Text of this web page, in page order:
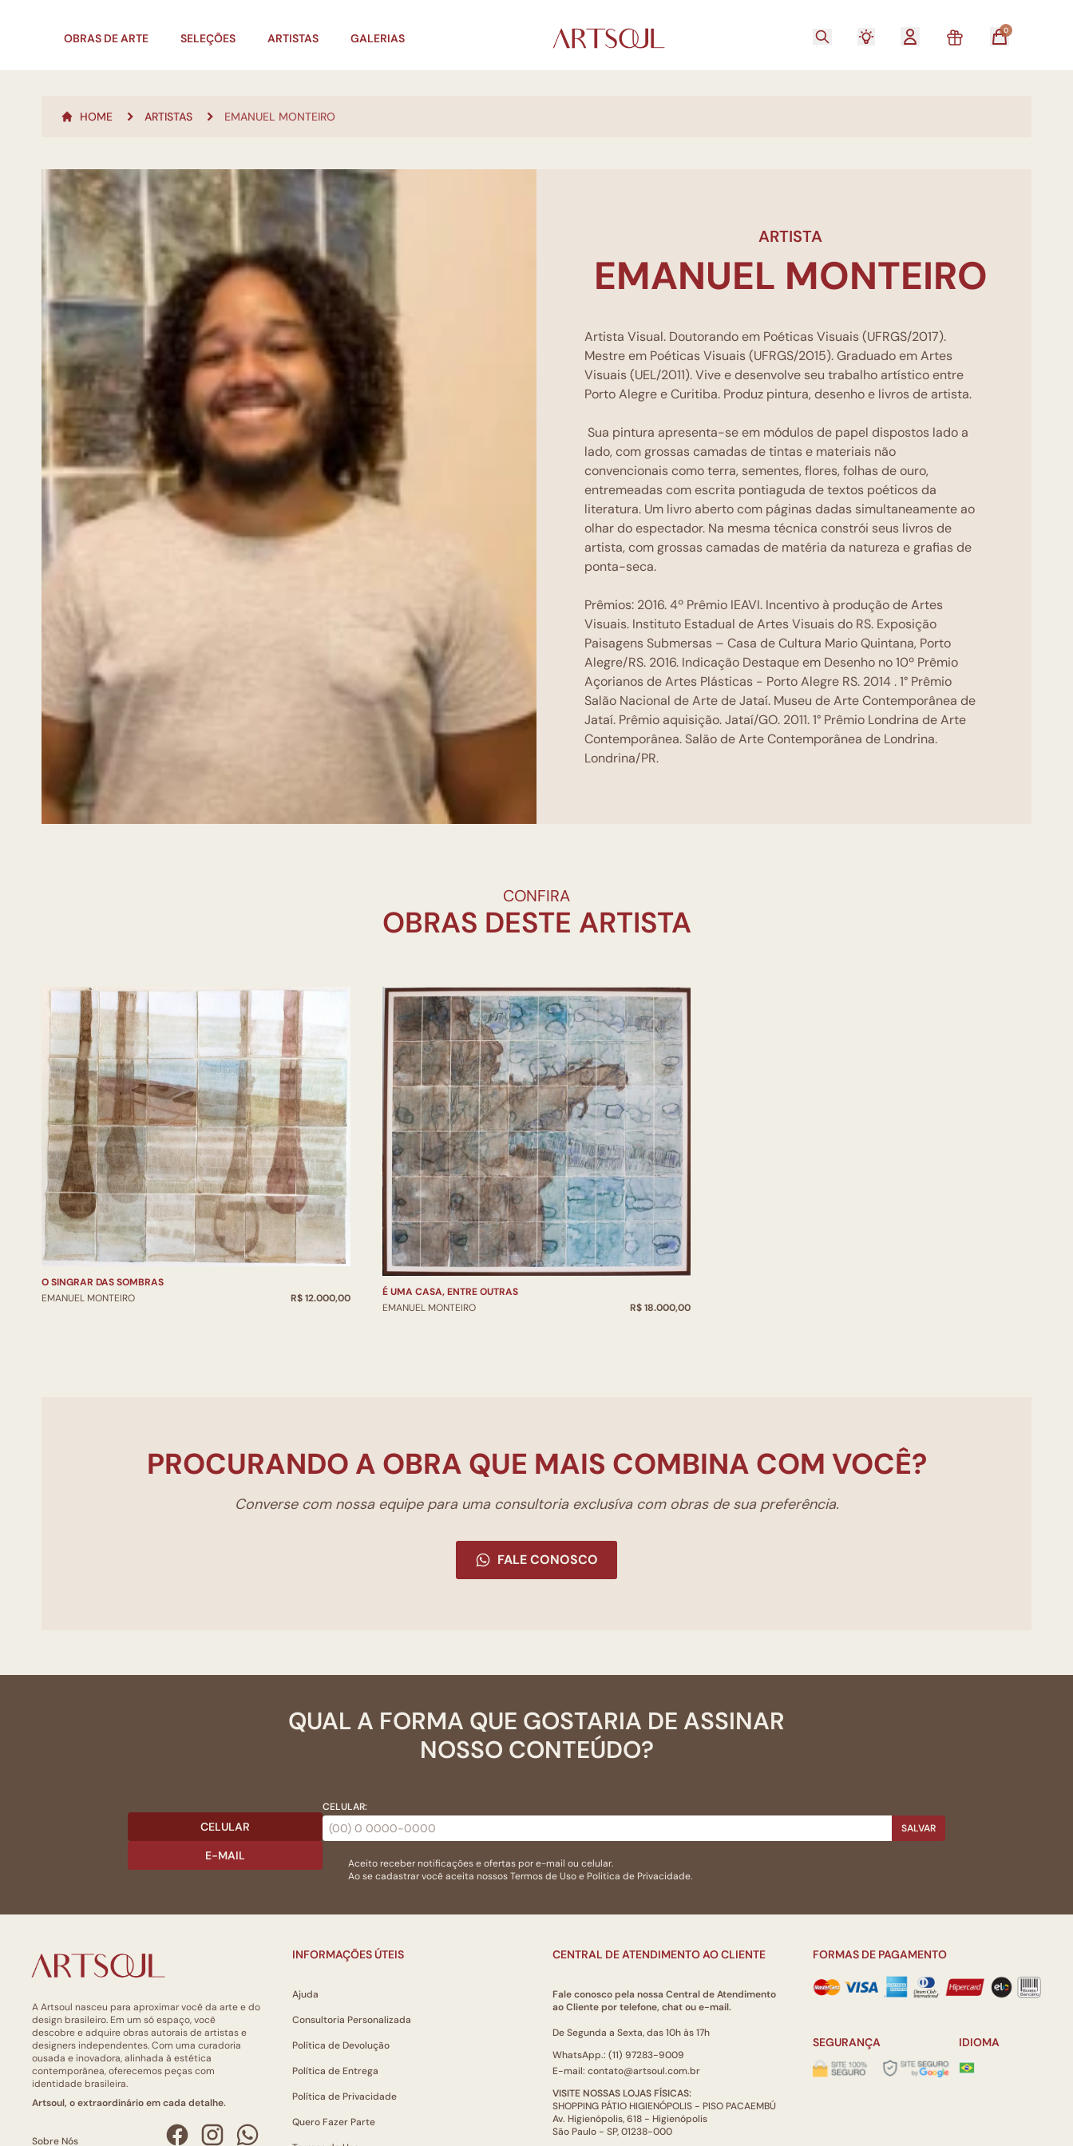
OBRAS DE ARTE SELEÇÕES ARTISTAS GALERIAS
0
HOME ARTISTAS EMANUEL MONTEIRO
ARTISTA
EMANUEL MONTEIRO
Artista Visual. Doutorando em Poéticas Visuais (UFRGS/2017).
Mestre em Poéticas Visuais (UFRGS/2015). Graduado em Artes
Visuais (UEL/2011). Vive e desenvolve seu trabalho artístico entre
Porto Alegre e Curitiba. Produz pintura, desenho e livros de artista.
Sua pintura apresenta-se em módulos de papel dispostos lado a
lado, com grossas camadas de tintas e materiais não
convencionais como terra, sementes, flores, folhas de ouro,
entremeadas com escrita pontiaguda de textos poéticos da
literatura. Um livro aberto com páginas dadas simultaneamente ao
olhar do espectador. Na mesma técnica constrói seus livros de
artista, com grossas camadas de matéria da natureza e grafias de
ponta-seca.
Prêmios: 2016. 4º Prêmio IEAVI. Incentivo à produção de Artes
Visuais. Instituto Estadual de Artes Visuais do RS. Exposição
Paisagens Submersas – Casa de Cultura Mario Quintana, Porto
Alegre/RS. 2016. Indicação Destaque em Desenho no 10º Prêmio
Açorianos de Artes Plásticas - Porto Alegre RS. 2014 . 1° Prêmio
Salão Nacional de Arte de Jataí. Museu de Arte Contemporânea de
Jataí. Prêmio aquisição. Jataí/GO. 2011. 1° Prêmio Londrina de Arte
Contemporânea. Salão de Arte Contemporânea de Londrina.
Londrina/PR.
CONFIRA
OBRAS DESTE ARTISTA
O SINGRAR DAS SOMBRAS
EMANUEL MONTEIRO
R$ 12.000,00
É UMA CASA, ENTRE OUTRAS
EMANUEL MONTEIRO
R$ 18.000,00
PROCURANDO A OBRA QUE MAIS COMBINA COM VOCÊ?
Converse com nossa equipe para uma consultoria exclusíva com obras de sua preferência.
FALE CONOSCO
QUAL A FORMA QUE GOSTARIA DE ASSINAR
NOSSO CONTEÚDO?
CELULAR
E-MAIL
CELULAR:
SALVAR
Aceito receber notificações e ofertas por e-mail ou celular.
Ao se cadastrar você aceita nossosTermos de Usoe Politica de Privacidade.
A Artsoul nasceu para aproximar você da arte e do
design brasileiro. Em um só espaço, você
descobre e adquire obras autorais de artistas e
designers independentes. Com uma curadoria
ousada e inovadora, alinhada à estética
contemporânea, oferecemos peças com
identidade brasileira.
Artsoul, o extraordinário em cada detalhe.
Sobre Nós
INFORMAÇÕES ÚTEIS
Ajuda
Consultoria Personalizada
Política de Devolução
Política de Entrega
Política de Privacidade
Quero Fazer Parte
CENTRAL DE ATENDIMENTO AO CLIENTE
Fale conosco pela nossa Central de Atendimento
ao Cliente por telefone, chat ou e-mail.
De Segunda a Sexta, das 10h às 17h
WhatsApp.: (11) 97283-9009
E-mail: contato@artsoul.com.br
VISITE NOSSAS LOJAS FÍSICAS:
SHOPPING PÁTIO HIGIENÓPOLIS - PISO PACAEMBÚ
Av. Higienópolis, 618 - Higienópolis
São Paulo - SP, 01238-000
FORMAS DE PAGAMENTO
SEGURANÇA IDIOMA